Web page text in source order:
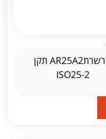
ISO25-2